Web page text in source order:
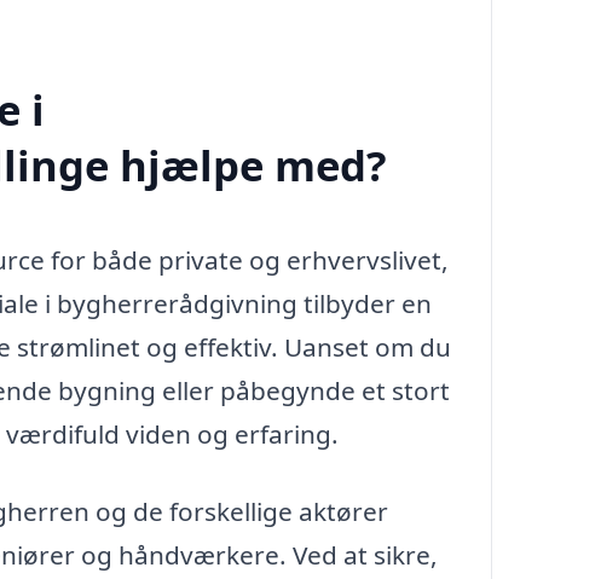
i
hjælpe med?
for både private og erhvervslivet,
i bygherrerådgivning tilbyder en
strømlinet og effektiv. Uanset om du
bygning eller påbegynde et stort
viden og erfaring.
og de forskellige aktører
og håndværkere. Ved at sikre,